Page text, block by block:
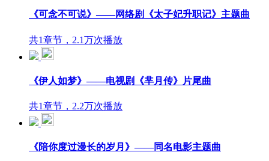
《可念不可说》——网络剧《太子妃升职记》主题曲
共1章节，2.1万次播放
《伊人如梦》——电视剧《芈月传》片尾曲
共1章节，2.2万次播放
《陪你度过漫长的岁月》——同名电影主题曲